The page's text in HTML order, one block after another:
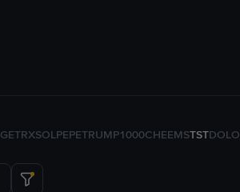
TRXSOLPEPETRUMP1000CHEEMSTSTDOLO